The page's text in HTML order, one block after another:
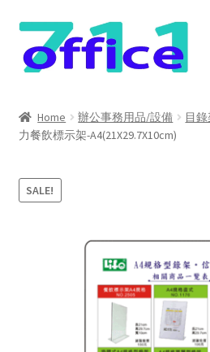
Skip
to
navigation
Skip
to
content
我的帳號
結帳
Home 辦公事務用品/設備 目
力餐飲標示架-A4(21X29.7X10cm)
SALE!